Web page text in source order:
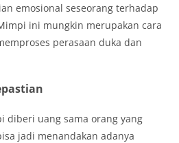
emosional seseorang terhadap
ini mungkin merupakan cara
perasaan duka dan
diberi uang sama orang yang
jadi menandakan adanya